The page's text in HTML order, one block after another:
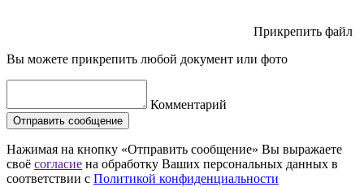
Прикрепить файл
Вы можете прикрепить любой документ или фото
Комментарий
Отправить сообщение
Нажимая на кнопку «Отправить сообщение» Вы выражаете
своё согласие на обработку Ваших персональных данных в
соответствии с Политикой конфиденциальности